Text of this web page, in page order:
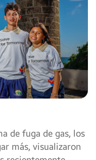
de fuga de gas, los
más, visualizaron